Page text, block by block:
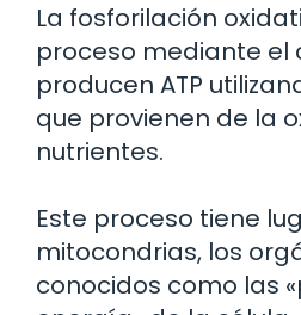
La fosforilación
proceso mediante el
producen ATP
que provienen de la
nutrientes.
Este proceso tiene
mitocondrias, los
conocidos como las